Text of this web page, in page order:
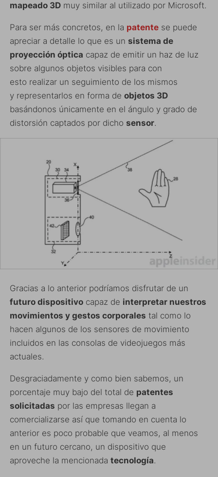
mapeado 3D muy similar al utilizado por Microsoft.
Para ser más concretos, en la patente se puede
apreciar a detalle lo que es un sistema de
proyección óptica capaz de emitir un haz de luz
sobre algunos objetos visibles para con
esto realizar un seguimiento de los mismos
y representarlos en forma de objetos 3D
basándonos únicamente en el ángulo y grado de
distorsión captados por dicho sensor.
Gracias a lo anterior podríamos disfrutar de un
futuro dispositivo capaz de interpretar nuestros
movimientos y gestos corporales tal como lo
hacen algunos de los sensores de movimiento
incluidos en las consolas de videojuegos más
actuales.
Desgraciadamente y como bien sabemos, un
porcentaje muy bajo del total de patentes
solicitadas por las empresas llegan a
comercializarse así que tomando en cuenta lo
anterior es poco probable que veamos, al menos
en un futuro cercano, un dispositivo que
aproveche la mencionada tecnología.